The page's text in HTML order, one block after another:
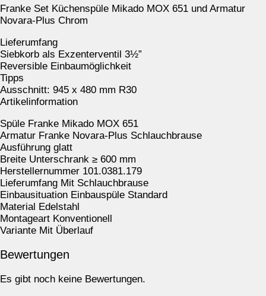
Franke Set Küchenspüle Mikado MOX 651 und Armatur
Novara-Plus Chrom
Lieferumfang
Siebkorb als Exzenterventil 3½”
Reversible Einbaumöglichkeit
Tipps
Ausschnitt: 945 x 480 mm R30
Artikelinformation
Spüle Franke Mikado MOX 651
Armatur Franke Novara-Plus Schlauchbrause
Ausführung glatt
Breite Unterschrank ≥ 600 mm
Herstellernummer 101.0381.179
Lieferumfang Mit Schlauchbrause
Einbausituation Einbauspüle Standard
Material Edelstahl
Montageart Konventionell
Variante Mit Überlauf
Bewertungen
Es gibt noch keine Bewertungen.